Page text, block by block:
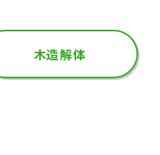
木造解体